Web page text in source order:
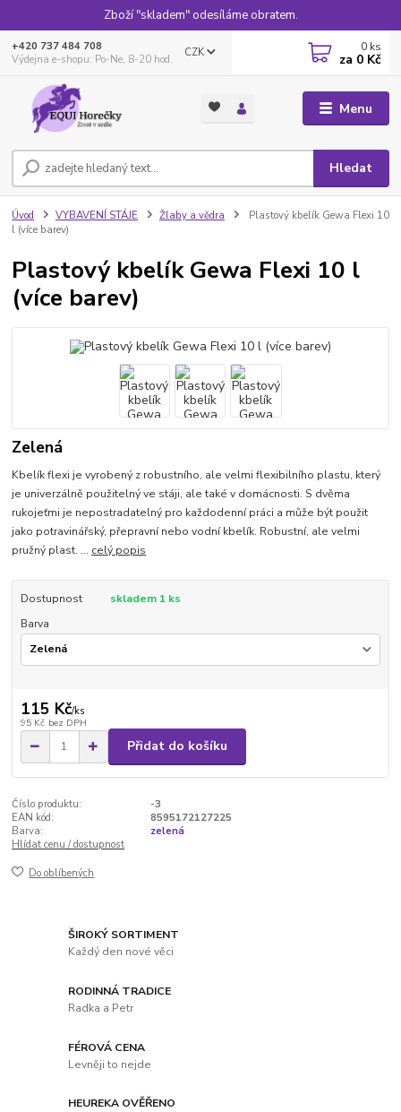
Zboží "skladem" odesíláme obratem.
Menu
CZK
Hledat
+420 737 484 708
Výdejna e-shopu: Po-Ne, 8-20 hod.
0 ks
za 0 Kč
Úvod VYBAVENÍ STÁJE Žlaby a vědra
Plastový kbelík Gewa Flexi 10
l (více barev)
Plastový kbelík Gewa Flexi 10 l
(více barev)
Zelená
Kbelík flexi je vyrobený z robustního, ale velmi flexibilního plastu, který
je univerzálně použitelný ve stáji, ale také v domácnosti. S dvěma
rukojeťmi je nepostradatelný pro každodenní práci a může být použit
jako potravinářský, přepravní nebo vodní kbelík. Robustní, ale velmi
pružný plast. ... celý popis
Dostupnost
skladem 1 ks
Barva
115 Kč/ks
95 Kč bez DPH
Přidat do košíku
Číslo produktu:
-3
EAN kód:
8595172127225
Barva:
zelená
Hlídat cenu / dostupnost
Do oblíbených
ŠIROKÝ SORTIMENT
Každý den nové věci
RODINNÁ TRADICE
Radka a Petr
FÉROVÁ CENA
Levněji to nejde
HEUREKA OVĚŘENO